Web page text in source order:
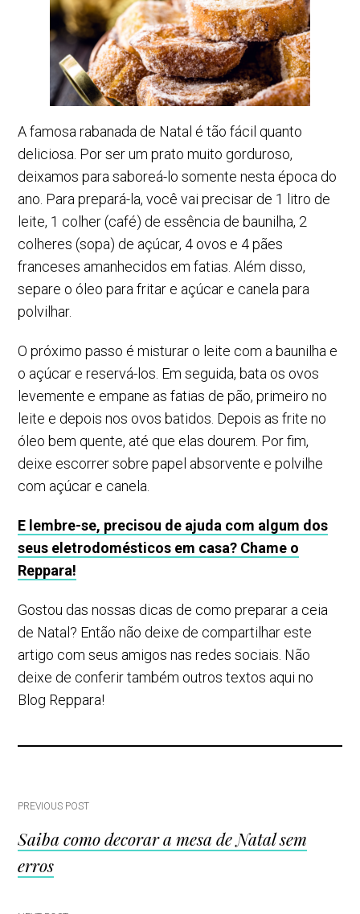
A famosa rabanada de Natal é tão fácil quanto
deliciosa. Por ser um prato muito gorduroso,
deixamos para saboreá-lo somente nesta época do
ano. Para prepará-la, você vai precisar de 1 litro de
leite, 1 colher (café) de essência de baunilha, 2
colheres (sopa) de açúcar, 4 ovos e 4 pães
franceses amanhecidos em fatias. Além disso,
separe o óleo para fritar e açúcar e canela para
polvilhar.
O próximo passo é misturar o leite com a baunilha e
o açúcar e reservá-los. Em seguida, bata os ovos
levemente e empane as fatias de pão, primeiro no
leite e depois nos ovos batidos. Depois as frite no
óleo bem quente, até que elas dourem. Por fim,
deixe escorrer sobre papel absorvente e polvilhe
com açúcar e canela.
E lembre-se, precisou de ajuda com algum dos
seus eletrodomésticos em casa? Chame o
Reppara!
Gostou das nossas dicas de como preparar a ceia
de Natal? Então não deixe de compartilhar este
artigo com seus amigos nas redes sociais. Não
deixe de conferir também outros textos aqui no
Blog Reppara!
Post
navigation
PREVIOUS POST
Saiba como decorar a mesa de Natal sem
erros